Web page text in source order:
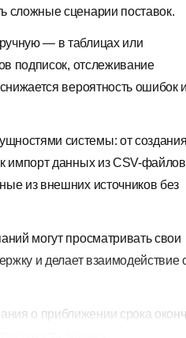
сложные сценарии поставок.
— в таблицах или
подписок, отслеживание
вероятность ошибок и
системы: от
импорт данных из CSV-
из внешних источников без
могут просматривать свои
и делает взаимодействие
о приближении срока